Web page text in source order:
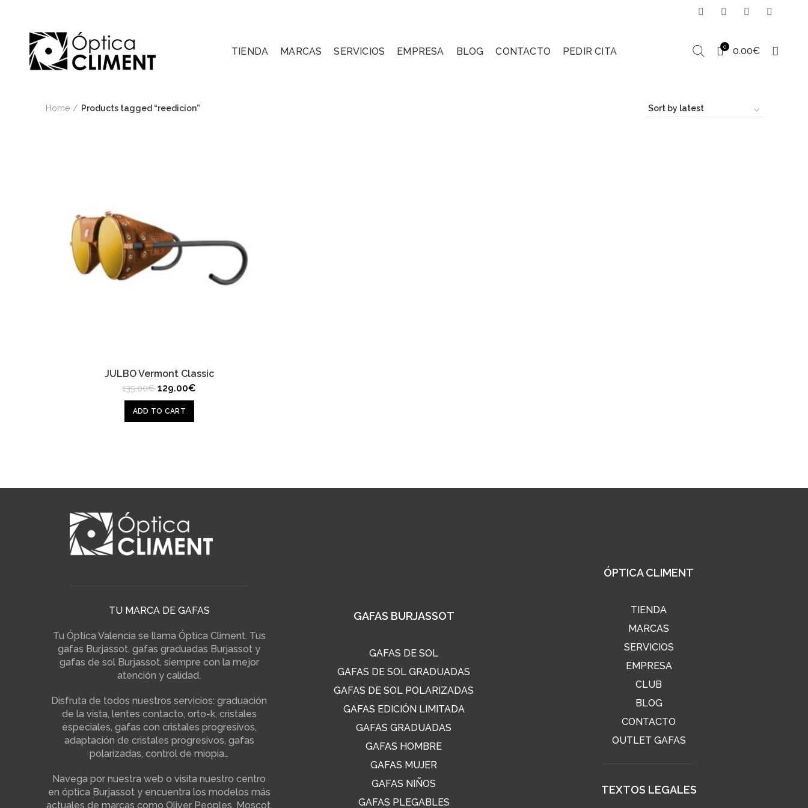
TIENDA MARCAS SERVICIOS EMPRESA BLOG CONTACTO PEDIR CITA 0 0.00€
Home Products tagged “reedicion”
JULBO Vermont Classic
135.00€ Original
price
was:
135.00€.
129.00€
ADD TO CART
TU MARCA DE GAFAS
Tu Óptica Valencia se llama Óptica Climent. Tus
gafas Burjassot, gafas graduadas Burjassot y
gafas de sol Burjassot, siempre con la mejor
atención y calidad.
Disfruta de todos nuestros servicios: graduación
de la vista, lentes contacto, orto-k, cristales
especiales, gafas con cristales progresivos,
adaptación de cristales progresivos, gafas
polarizadas, control de miopia…
Navega por nuestra web o visita nuestro centro
en óptica Burjassot y encuentra los modelos más
actuales de marcas como Oliver Peoples, Moscot,
GAFAS BURJASSOT
GAFAS DE SOL
GAFAS DE SOL GRADUADAS
GAFAS DE SOL POLARIZADAS
GAFAS EDICIÓN LIMITADA
GAFAS GRADUADAS
GAFAS HOMBRE
GAFAS MUJER
GAFAS NIÑOS
GAFAS PLEGABLES
ÓPTICA CLIMENT
TIENDA
MARCAS
SERVICIOS
EMPRESA
CLUB
BLOG
CONTACTO
OUTLET GAFAS
TEXTOS LEGALES